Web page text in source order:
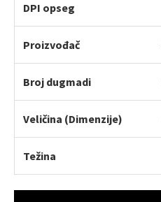
DPI opseg
Proizvođač
Broj dugmadi
Veličina (Dimenzije)
Težina